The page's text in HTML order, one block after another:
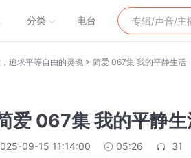
分类 电台
追求平等自由的灵魂 > 简爱 067集 我的平静生活
爱 067集 我的平静生
09-15 11:14:00 05:26
31